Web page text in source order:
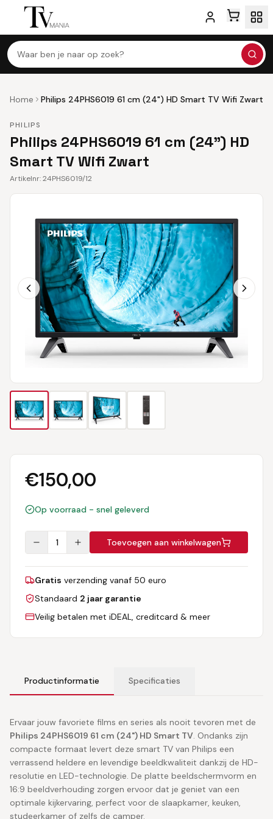
Waar ben je naar op zoek?
Home Philips 24PHS6019 61 cm (24") HD Smart TV Wifi Zwart
PHILIPS
Philips 24PHS6019 61 cm (24") HD
Smart TV Wifi Zwart
Artikelnr:24PHS6019/12
€150,00
Op voorraad - snel geleverd
1 Toevoegen aan winkelwagen
Gratis verzending vanaf 50 euro
Standaard 2 jaar garantie
Veilig betalen met iDEAL, creditcard & meer
Productinformatie Specificaties
Ervaar jouw favoriete films en series als nooit tevoren met de
Philips 24PHS6019 61 cm (24") HD Smart TV. Ondanks zijn
compacte formaat levert deze smart TV van Philips een
verrassend heldere en levendige beeldkwaliteit dankzij de HD-
resolutie en LED-technologie. De platte beeldschermvorm en
16:9 beeldverhouding zorgen ervoor dat je geniet van een
optimale kijkervaring, perfect voor de slaapkamer, keuken,
studeerkamer of zelfs de camper.